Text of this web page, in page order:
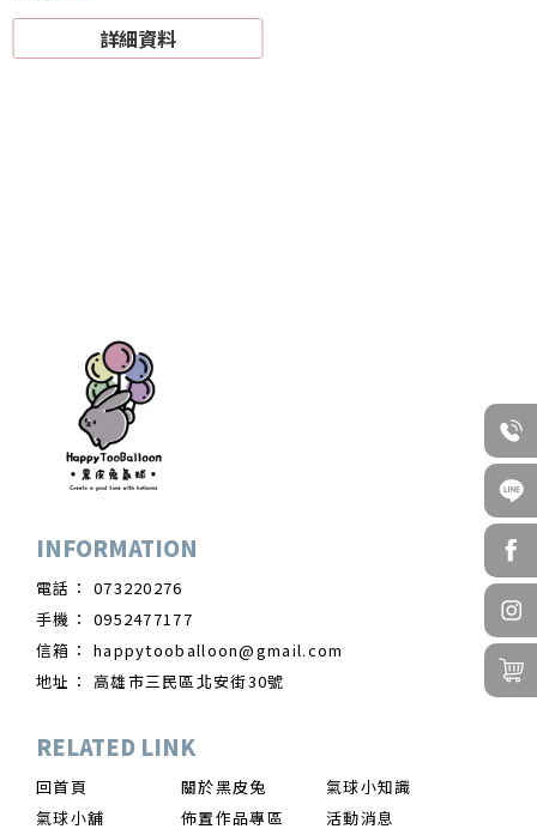
詳細資料
073220276
0952477177
happytooballoon@gmail.com
高雄市三民區北安街30號
回首頁 關於黑皮兔
氣球小知識
氣球小舖
佈置作品專區 活動消息